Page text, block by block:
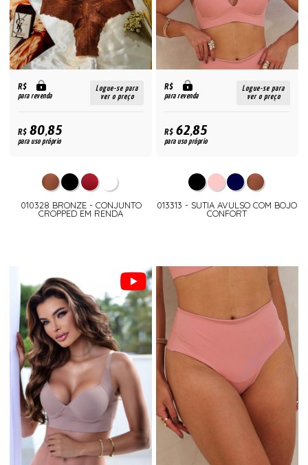
R$
para revenda
Logue-se para
ver o preço
R$80,85
para uso próprio
010328 BRONZE - CONJUNTO
CROPPED EM RENDA
R$
para revenda
Logue-se para
ver o preço
R$62,85
para uso próprio
013313 - SUTIA AVULSO COM BOJO
CONFORT